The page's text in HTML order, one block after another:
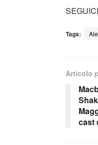
Tags:
Articolo
cast